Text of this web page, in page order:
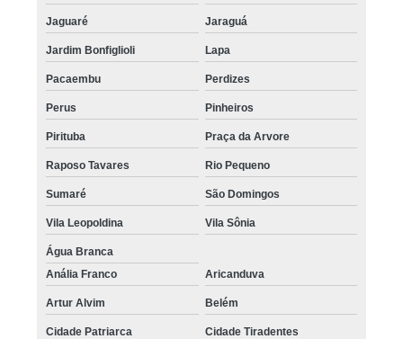
Jaguaré Jaraguá
Jardim Bonfiglioli Lapa
Pacaembu Perdizes
Perus Pinheiros
Pirituba Praça da Arvore
Raposo Tavares Rio Pequeno
Sumaré São Domingos
Vila Leopoldina Vila Sônia
Água Branca
Anália Franco
Aricanduva
Artur Alvim Belém
Cidade Patriarca Cidade Tiradentes